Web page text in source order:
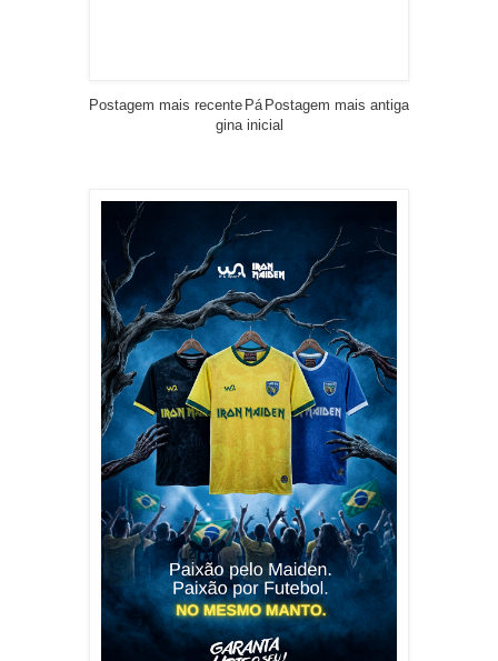
Postagem mais recente Postagem mais antiga
Pá
gina inicial